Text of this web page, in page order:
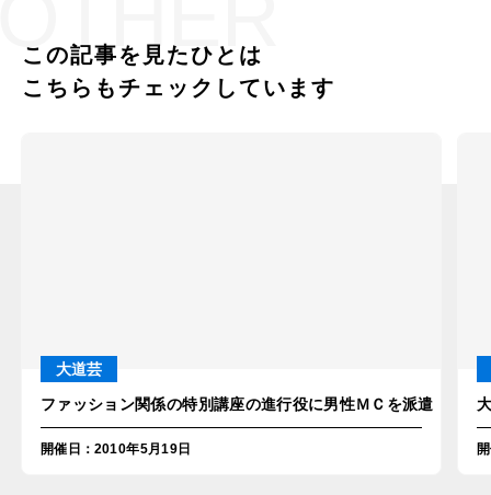
この記事を見たひとは
こちらもチェックしています
大道芸
ファッション関係の特別講座の進行役に男性ＭＣを派遣！in東
開催日 ：2010年5月19日